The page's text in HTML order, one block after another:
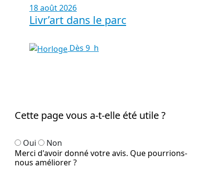
18 août 2026
Livr’art dans le parc
Dès 9 h
Cette page vous a-t-elle été utile ?
Oui
Non
Merci d'avoir donné votre avis. Que pourrions-
nous améliorer ?